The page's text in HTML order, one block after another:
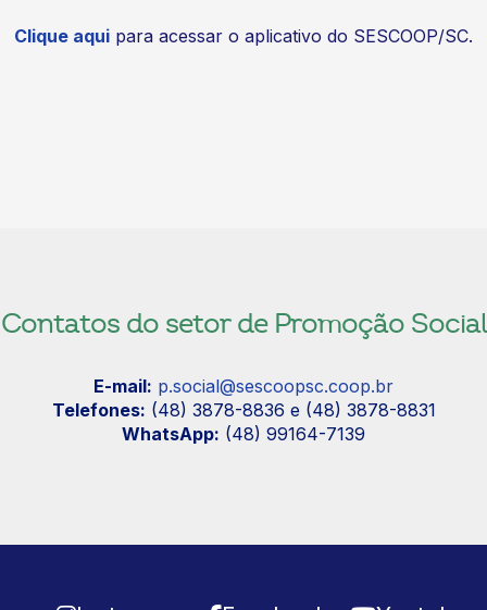
Clique aqui para acessar o aplicativo do SESCOOP/SC.
Contatos do setor de Promoção Social
E-mail: p.social@sescoopsc.coop.br
Telefones: (48) 3878-8836 e (48) 3878-8831
WhatsApp: (48) 99164-7139